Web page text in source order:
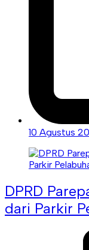
10 Agustus
DPRD
dari Parkir